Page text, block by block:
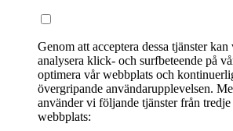
Genom att acceptera dessa tjänster
analysera klick- och surfbeteende på
optimera vår webbplats och
övergripande användarupplevelsen.
använder vi följande tjänster från tredje
webbplats: